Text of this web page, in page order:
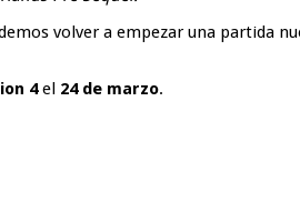
volver a empezar una partida
4el 24 de marzo.